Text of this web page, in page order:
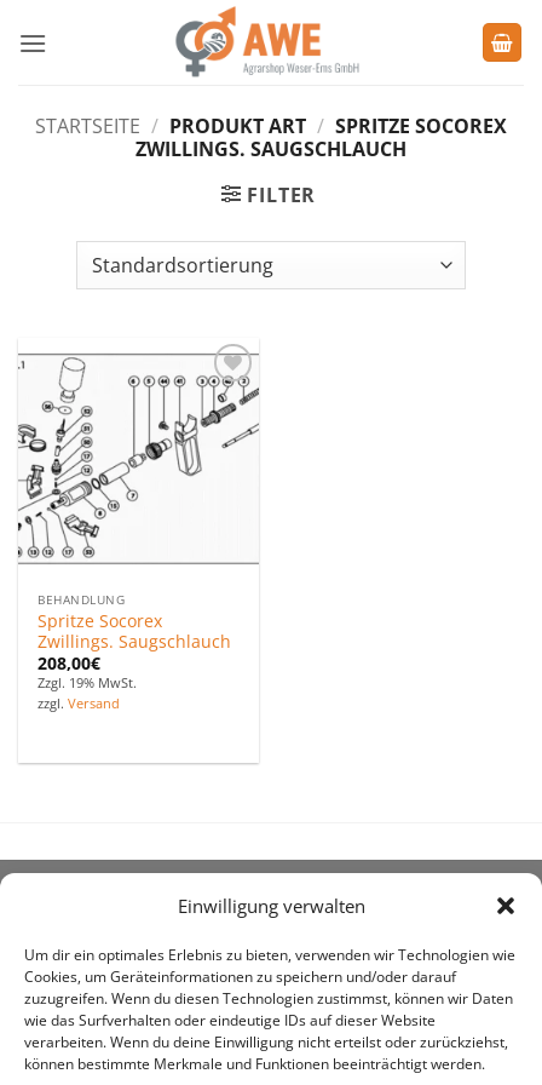
Einwilligung verwalten
Um dir ein optimales Erlebnis zu bieten, verwenden wir Technologien wie
Cookies, um Geräteinformationen zu speichern und/oder darauf
zuzugreifen. Wenn du diesen Technologien zustimmst, können wir Daten
wie das Surfverhalten oder eindeutige IDs auf dieser Website
verarbeiten. Wenn du deine Einwilligung nicht erteilst oder zurückziehst,
können bestimmte Merkmale und Funktionen beeinträchtigt werden.
Inhalt
STARTSEITE / PRODUKT ART / SPRITZE SOCOREX
ZWILLINGS. SAUGSCHLAUCH
FILTER
Zu den
Favoriten
hinzufügen
BEHANDLUNG
Spritze Socorex
Zwillings. Saugschlauch
208,00€
Zzgl. 19% MwSt.
zzgl.Versand